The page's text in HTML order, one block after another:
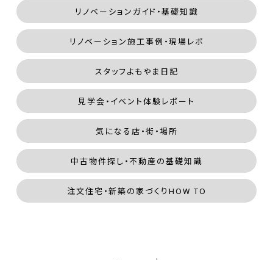
リノベーションガイド・基礎知識
リノベーション施工事例・現場レポ
スタッフよもやま日記
見学会・イベント体験レポート
気になる店・街・場所
中古物件探し・不動産の基礎知識
注文住宅・新築の家づくりHOW TO